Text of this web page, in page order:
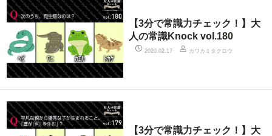
【3分で常識力チェック！】大
人の常識Knock vol.180
2020.02.17 カワカミタクロウ
【3分で常識力チェック！】大